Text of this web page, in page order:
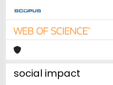
social impact